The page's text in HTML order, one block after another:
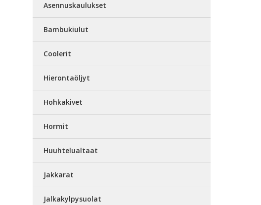
Asennuskaulukset
Bambukiulut
Coolerit
Hierontaöljyt
Hohkakivet
Hormit
Huuhtelualtaat
Jakkarat
Jalkakylpysuolat